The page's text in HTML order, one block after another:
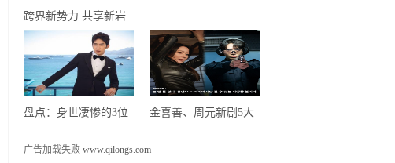
跨界新势力 共享新岩
值 升华企业2021岩板
新品发布会圆满举行
人杨瑞华
盘点：身世凄惨的3位
中闪闪发光
金喜善、周元新剧5大
精彩的穿越韩剧
广告加载失败 www.qilongs.com